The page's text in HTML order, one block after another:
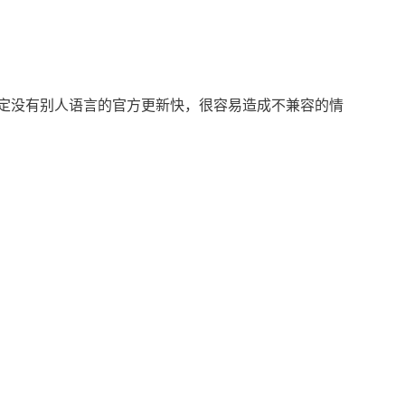
没有别人语言的官方更新快，很容易造成不兼容的情